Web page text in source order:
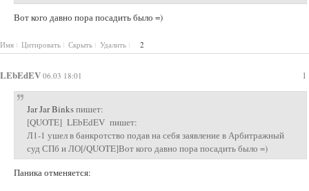
Вот кого давно пора посадить было =)
Имя Цитировать Скрыть Удалить 2
1
LEbEdEV 06.03 18:01
Jar Jar Binksпишет:
[QUOTE] LEbEdEV пишет:
Л1-1 ушел в банкротство подав на себя заявление в Арбитражный
суд СПб и ЛО[/QUOTE]Вот кого давно пора посадить было =)
Паника отменяется: